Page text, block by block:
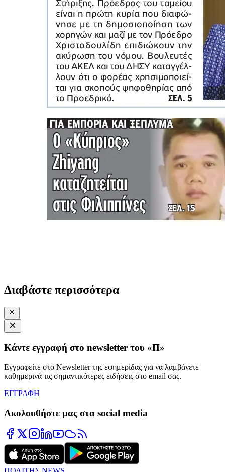
Διαβάστε περισσότερα
Κάντε εγγραφή στο newsletter του «Π»
Εγγραφείτε στο Newsletter της εφημερίδας για να λαμβάνετε
καθημερινά τις σημαντικότερες ειδήσεις στο email σας.
ΕΓΓΡΑΦΗ
Ακολουθήστε μας στα social media